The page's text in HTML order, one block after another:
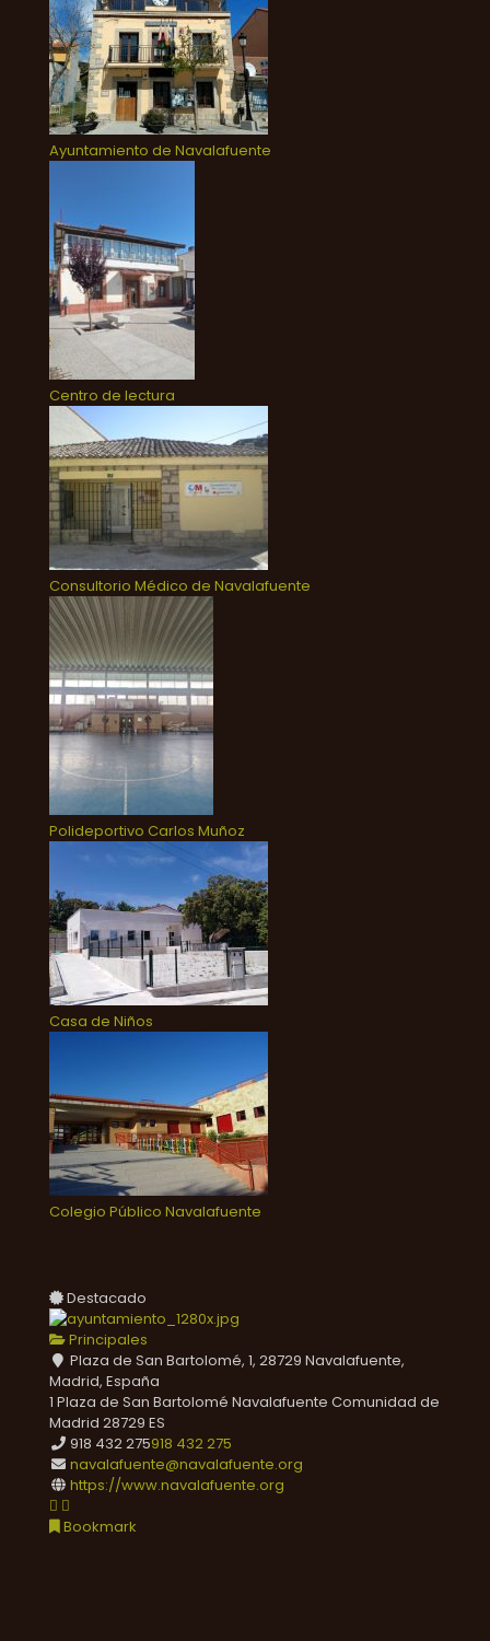
Ayuntamiento de Navalafuente
Centro de lectura
Consultorio Médico de Navalafuente
Polideportivo Carlos Muñoz
Casa de Niños
Colegio Público Navalafuente
Destacado
Principales
Plaza de San Bartolomé, 1, 28729 Navalafuente,
Madrid, España
1 Plaza de San Bartolomé Navalafuente Comunidad de
Madrid 28729 ES
918 432 275918 432 275
navalafuente@navalafuente.org
https://www.navalafuente.org
Bookmark